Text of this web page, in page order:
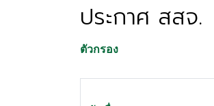
ประกาศ สสจ.
ตัวกรอง